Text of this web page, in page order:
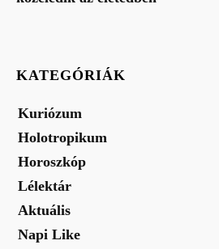
KATEGÓRIÁK
Kuriózum
Holotropikum
Horoszkóp
Lélektár
Aktuális
Napi Like